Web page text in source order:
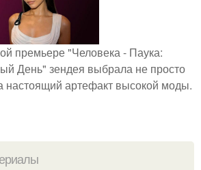
премьере "Человека - Паука:
День" зендея выбрала не просто
настоящий артефакт высокой моды.